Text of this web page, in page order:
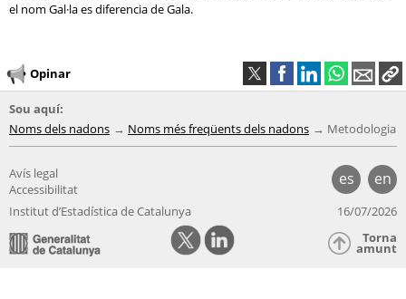
el nom Gal·la es diferencia de Gala.
Opinar
Sou aquí:
Noms dels nadons
Noms més freqüents dels nadons Metodologia
es en
Avís legal
Accessibilitat
Institut d’Estadística de Catalunya
16/07/2026
Torna
amunt